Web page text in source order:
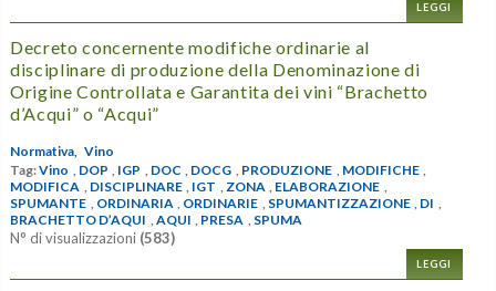
LEGGI
Decreto concernente modifiche ordinarie al
disciplinare di produzione della Denominazione di
Origine Controllata e Garantita dei vini “Brachetto
d’Acqui” o “Acqui”
Normativa, Vino
Tag:Vino DOP IGP DOC DOCG PRODUZIONE MODIFICHE
MODIFICA
DISCIPLINARE IGT ZONA ELABORAZIONE
SPUMANTE
ORDINARIA ORDINARIE SPUMANTIZZAZIONE DI
BRACHETTO D’AQUI
AQUI PRESA SPUMA
N° di visualizzazioni (583)
LEGGI